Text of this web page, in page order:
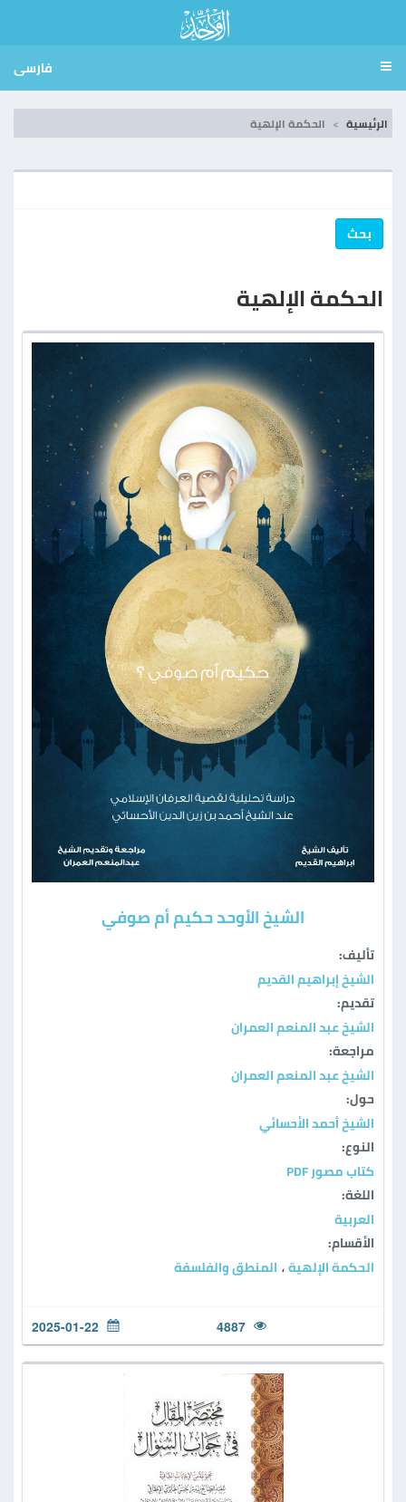
فارسی
الرئيسية الحكمة الإلهية
بحث
الحكمة الإلهية
الشيخ الأوحد حكيم أم صوفي
تأليف:
الشيخ إبراهيم القديم
تقديم:
الشيخ عبد المنعم العمران
مراجعة:
الشيخ عبد المنعم العمران
حول:
الشيخ أحمد الأحسائي
النوع:
كتاب مصور PDF
اللغة:
العربية
الأقسام:
الحكمة الإلهية ، المنطق والفلسفة
4887
2025-01-22